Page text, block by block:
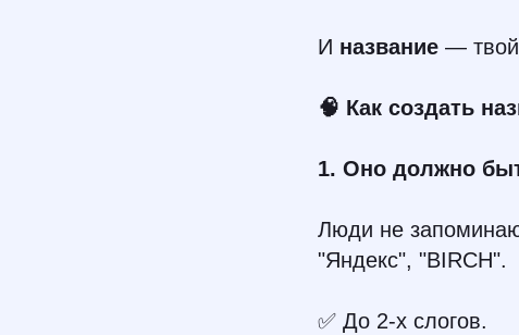
И название — твой
🧠 Как создать
1. Оно должно
Люди не
"Яндекс", "BIRCH".
✅ До 2-х слогов.